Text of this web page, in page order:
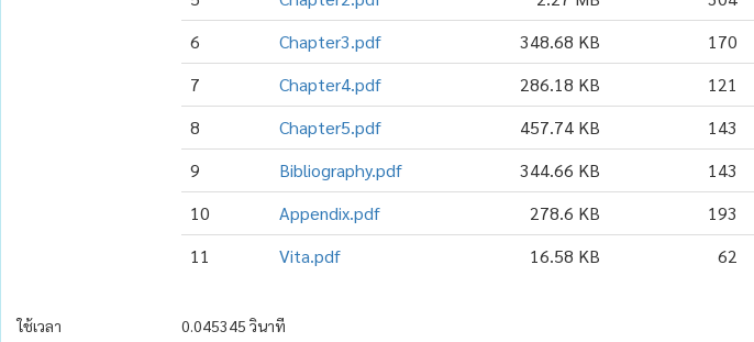
6
Chapter3.pdf 348.68 KB 170
7
Chapter4.pdf 286.18 KB 121
8
Chapter5.pdf 457.74 KB 143
9
Bibliography.pdf 344.66 KB 143
10
Appendix.pdf 278.6 KB 193
11
Vita.pdf 16.58 KB 62
ใช้เวลา 0.045345 วินาที